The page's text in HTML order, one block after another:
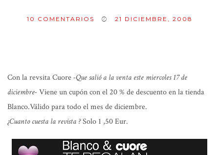
10 COMENTARIOS 21 DICIEMBRE, 2008
Con la revsita Cuore-Que salió a la venta este miercoles 17 de
diciembre- Viene un cupón con el 20 % de descuento en la tienda
Blanco.Válido para todo el mes de diciembre.
¿Cuanto cuesta la revista ?Solo 1 ,50 Eur.